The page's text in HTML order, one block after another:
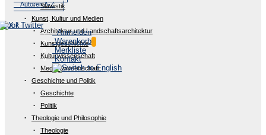
Autoren A-Z
Anmelden
Warenkorb
Merkliste
Kontakt
Slawistik
Kunst, Kultur und Medien
Architektur und Landschaftsarchitektur
Kunstgeschichte
Kulturwissenschaft
Medienwissenschaft
Geschichte und Politik
Geschichte
Politik
Theologie und Philosophie
Theologie